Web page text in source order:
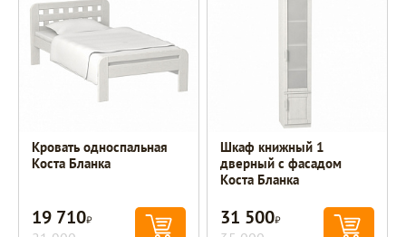
Кровать односпальная
Коста Бланка
19 710Р
Шкаф книжный 1
дверный с фасадом
Коста Бланка
31 500Р